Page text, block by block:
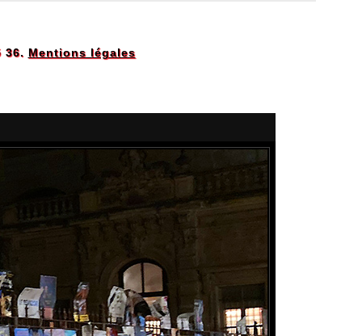
36. Mentions légales